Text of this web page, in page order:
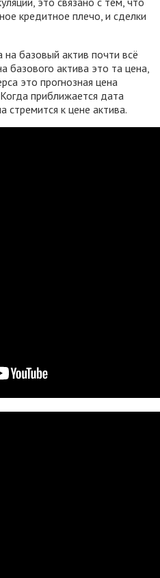
кредитное плечо, и сделки
базовый актив почти всё
базового актива это та цена,
это прогнозная цена
приближается дата
стремится к цене актива.